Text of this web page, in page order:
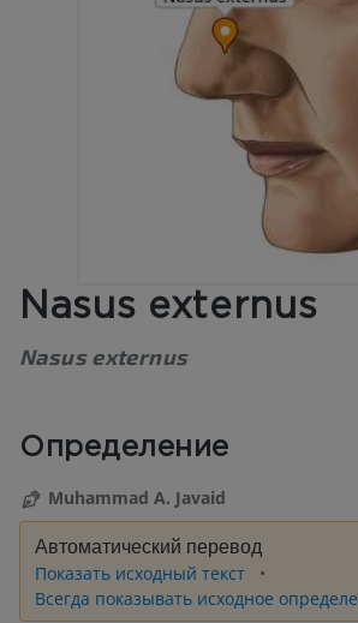
Nasus externus
Nasus externus
Определение
Muhammad A. Javaid
Автоматический перевод
Показать исходный текст
Всегда показывать исходное